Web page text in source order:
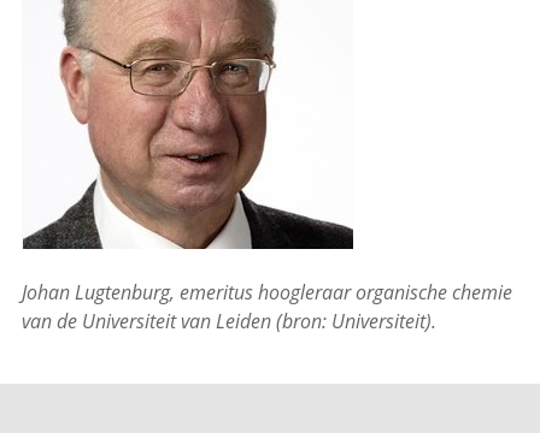
Johan Lugtenburg, emeritus hoogleraar organische chemie
van de Universiteit van Leiden (bron: Universiteit).